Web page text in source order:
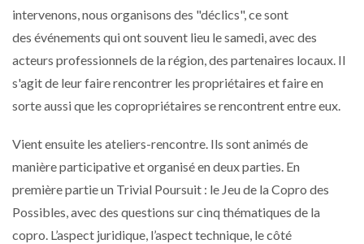
intervenons, nous organisons des "déclics", ce sont
des événements qui ont souvent lieu le samedi, avec des
acteurs professionnels de la région, des partenaires locaux. Il
s'agit de leur faire rencontrer les propriétaires et faire en
sorte aussi que les copropriétaires se rencontrent entre eux.
Vient ensuite les ateliers-rencontre. Ils sont animés de
manière participative et organisé en deux parties. En
première partie un Trivial Poursuit : le Jeu de la Copro des
Possibles, avec des questions sur cinq thématiques de la
copro. L’aspect juridique, l’aspect technique, le côté